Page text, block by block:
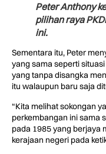
Peter Anthony
pilihan raya
ini.
Sementara itu, Peter
yang sama seperti
yang tanpa disangka
itu walaupun baru saja
“Kita melihat sokongan
perkembangan ini sama
pada 1985 yang berjaya
kerajaan negeri pada